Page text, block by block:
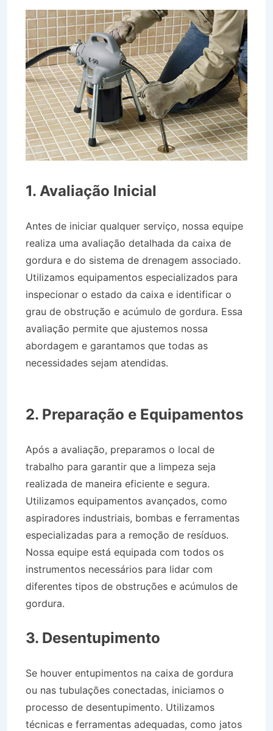
1. Avaliação Inicial
Antes de iniciar qualquer serviço, nossa equipe
realiza uma avaliação detalhada da caixa de
gordura e do sistema de drenagem associado.
Utilizamos equipamentos especializados para
inspecionar o estado da caixa e identificar o
grau de obstrução e acúmulo de gordura. Essa
avaliação permite que ajustemos nossa
abordagem e garantamos que todas as
necessidades sejam atendidas.
2. Preparação e Equipamentos
Após a avaliação, preparamos o local de
trabalho para garantir que a limpeza seja
realizada de maneira eficiente e segura.
Utilizamos equipamentos avançados, como
aspiradores industriais, bombas e ferramentas
especializadas para a remoção de resíduos.
Nossa equipe está equipada com todos os
instrumentos necessários para lidar com
diferentes tipos de obstruções e acúmulos de
gordura.
3. Desentupimento
Se houver entupimentos na caixa de gordura
ou nas tubulações conectadas, iniciamos o
processo de desentupimento. Utilizamos
técnicas e ferramentas adequadas, como jatos